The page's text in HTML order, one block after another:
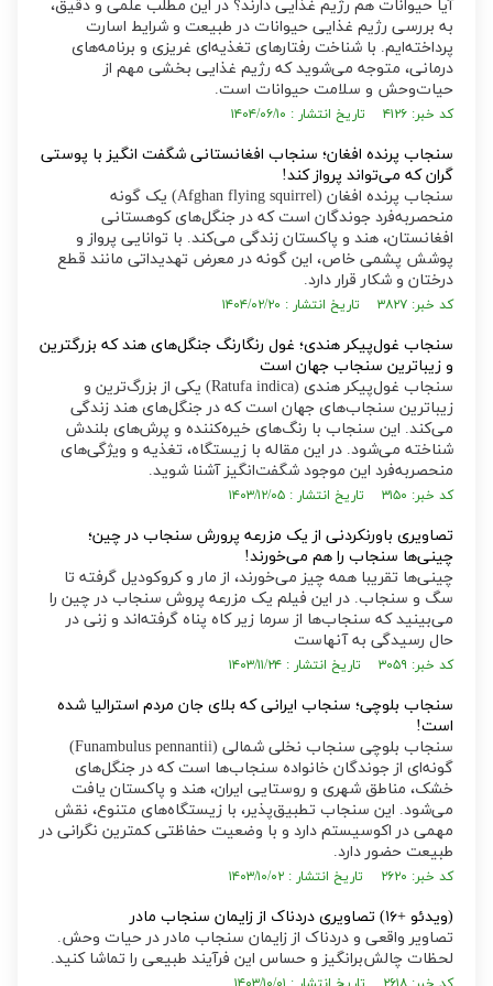
آیا حیوانات هم رژیم غذایی دارند؟ در این مطلب علمی و دقیق،
به بررسی رژیم غذایی حیوانات در طبیعت و شرایط اسارت
پرداخته‌ایم. با شناخت رفتار‌های تغذیه‌ای غریزی و برنامه‌های
درمانی، متوجه می‌شوید که رژیم غذایی بخشی مهم از
حیات‌وحش و سلامت حیوانات است.
کد خبر: ۴۱۲۶ تاریخ انتشار : ۱۴۰۴/۰۶/۱۰
سنجاب پرنده افغان؛ سنجاب افغانستانی شگفت انگیز با پوستی
گران که می‌تواند پرواز کند!
سنجاب پرنده افغان (Afghan flying squirrel) یک گونه
منحصر‌به‌فرد جوندگان است که در جنگل‌های کوهستانی
افغانستان، هند و پاکستان زندگی می‌کند. با توانایی پرواز و
پوشش پشمی خاص، این گونه در معرض تهدیداتی مانند قطع
درختان و شکار قرار دارد.
کد خبر: ۳۸۲۷ تاریخ انتشار : ۱۴۰۴/۰۲/۲۰
سنجاب غول‌پیکر هندی؛ غول رنگارنگ جنگل‌های هند که بزرگترین
و زیباترین سنجاب جهان است
سنجاب غول‌پیکر هندی (Ratufa indica) یکی از بزرگ‌ترین و
زیباترین سنجاب‌های جهان است که در جنگل‌های هند زندگی
می‌کند. این سنجاب با رنگ‌های خیره‌کننده و پرش‌های بلندش
شناخته می‌شود. در این مقاله با زیستگاه، تغذیه و ویژگی‌های
منحصر‌به‌فرد این موجود شگفت‌انگیز آشنا شوید.
کد خبر: ۳۱۵۰ تاریخ انتشار : ۱۴۰۳/۱۲/۰۵
تصاویری باورنکردنی از یک مزرعه پرورش سنجاب در چین؛
چینی‌ها سنجاب را هم می‌خورند!
چینی‌ها تقریبا همه چیز می‌خورند، از مار و کروکودیل گرفته تا
سگ و سنجاب. در این فیلم یک مزرعه پروش سنجاب در چین را
می‌بینید که سنجاب‌ها از سرما زیر کاه پناه گرفته‌اند و زنی در
حال رسیدگی به آنهاست
کد خبر: ۳۰۵۹ تاریخ انتشار : ۱۴۰۳/۱۱/۲۴
سنجاب بلوچی؛ سنجاب ایرانی که بلای جان مردم استرالیا شده
است!
سنجاب بلوچی سنجاب نخلی شمالی (Funambulus pennantii)
گونه‌ای از جوندگان خانواده سنجاب‌ها است که در جنگل‌های
خشک، مناطق شهری و روستایی ایران، هند و پاکستان یافت
می‌شود. این سنجاب تطبیق‌پذیر، با زیستگاه‌های متنوع، نقش
مهمی در اکوسیستم دارد و با وضعیت حفاظتی کمترین نگرانی در
طبیعت حضور دارد.
کد خبر: ۲۶۲۰ تاریخ انتشار : ۱۴۰۳/۱۰/۰۲
(ویدئو +۱۶) تصاویری دردناک از زایمان سنجاب مادر
تصاویر واقعی و دردناک از زایمان سنجاب مادر در حیات وحش.
لحظات چالش‌برانگیز و حساس این فرآیند طبیعی را تماشا کنید.